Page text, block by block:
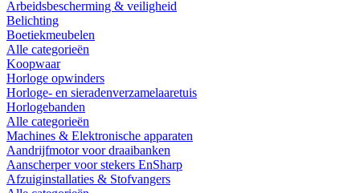
Arbeidsbescherming & veiligheid
Belichting
Boetiekmeubelen
Alle categorieën
Koopwaar
Horloge opwinders
Horloge- en sieradenverzamelaaretuis
Horlogebanden
Alle categorieën
Machines & Elektronische apparaten
Aandrijfmotor voor draaibanken
Aanscherper voor stekers EnSharp
Afzuiginstallaties & Stofvangers